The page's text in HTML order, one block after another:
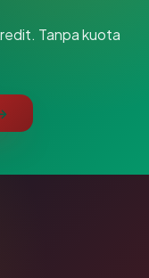
Tanpa kuota